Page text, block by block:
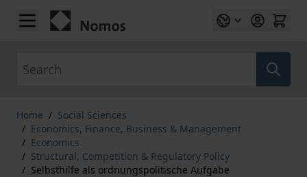
Skip to Content
Home / Social Sciences
/ Economics, Finance, Business & Management
/ Economics
/ Structural, Competition & Regulatory Policy
/ Selbsthilfe als ordnungspolitische Aufgabe